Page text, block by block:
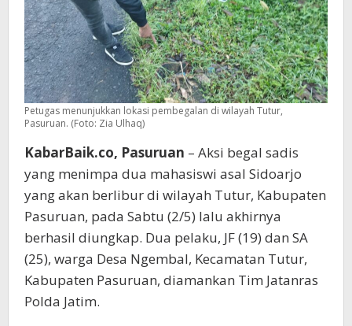
Petugas menunjukkan lokasi pembegalan di wilayah Tutur,
Pasuruan. (Foto: Zia Ulhaq)
KabarBaik.co, Pasuruan – Aksi begal sadis
yang menimpa dua mahasiswi asal Sidoarjo
yang akan berlibur di wilayah Tutur, Kabupaten
Pasuruan, pada Sabtu (2/5) lalu akhirnya
berhasil diungkap. Dua pelaku, JF (19) dan SA
(25), warga Desa Ngembal, Kecamatan Tutur,
Kabupaten Pasuruan, diamankan Tim Jatanras
Polda Jatim.